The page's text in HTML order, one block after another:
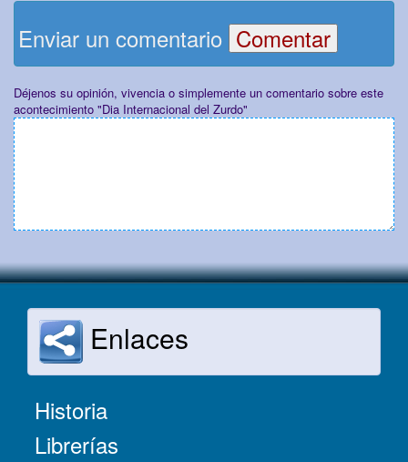
Enviar un comentario
Déjenos su opinión, vivencia o simplemente un comentario sobre este
acontecimiento "Dia Internacional del Zurdo"
Enlaces
Historia
Librerías